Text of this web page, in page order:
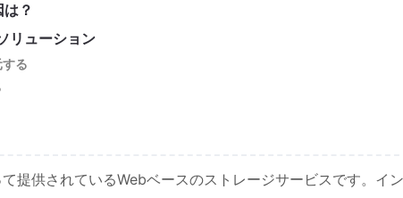
？
リューション
る
提供されているWebベースのストレージサービスです。イン